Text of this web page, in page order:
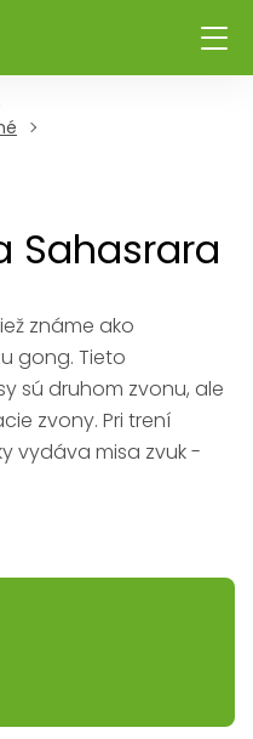
Sahasrara
známe ako
gong. Tieto
sú druhom zvonu, ale
zvony. Pri trení
vydáva misa zvuk -